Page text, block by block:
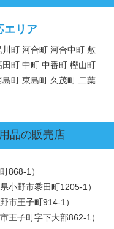
エリア
町 河合町 河合中町 敷
町 中町 中番町 樫山町
町 東島町 久茂町 二葉
品の販売店
868-1）
小野市黍田町1205-1）
市王子町914-1）
王子町字下大部862-1）